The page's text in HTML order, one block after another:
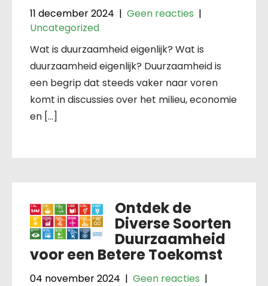
11 december 2024 | Geen reacties |
Uncategorized
Wat is duurzaamheid eigenlijk? Wat is
duurzaamheid eigenlijk? Duurzaamheid is
een begrip dat steeds vaker naar voren
komt in discussies over het milieu, economie
en […]
Ontdek de
Diverse Soorten
Duurzaamheid
voor een Betere Toekomst
04 november 2024 | Geen reacties |